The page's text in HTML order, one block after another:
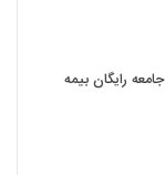
رایگان بیمه